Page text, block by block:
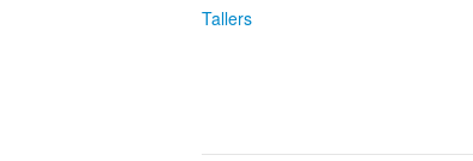
Tallers